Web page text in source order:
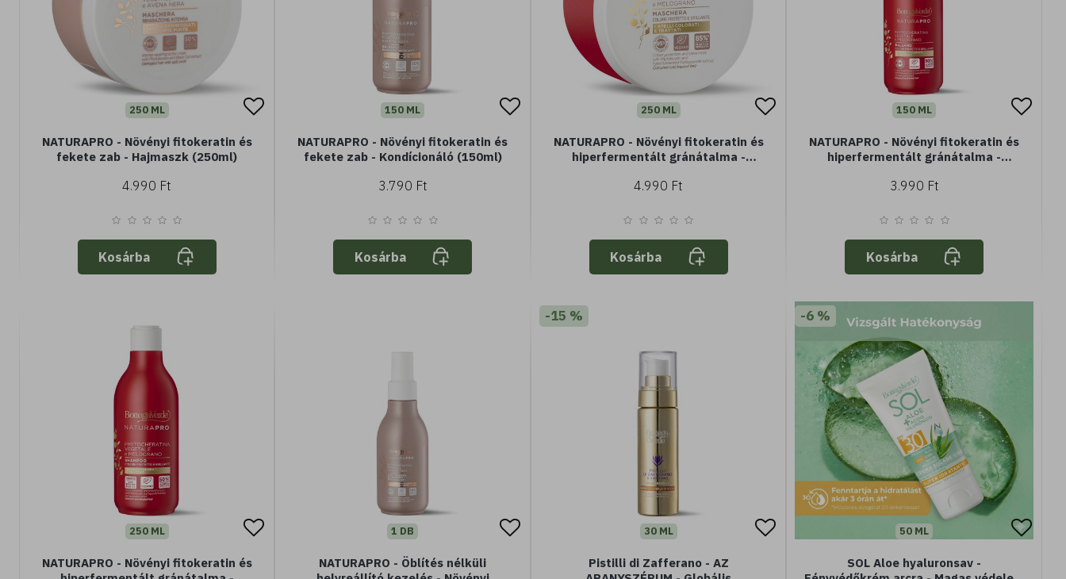
250 ML
NATURAPRO - Növényi fitokeratin és
fekete zab - Hajmaszk (250ml)
4.990 Ft
Kosárba
150 ML
NATURAPRO - Növényi fitokeratin és
fekete zab - Kondícionáló (150ml)
3.790 Ft
Kosárba
250 ML
NATURAPRO - Növényi fitokeratin és
hiperfermentált gránátalma -
4.990 Ft
Kosárba
150 ML
NATURAPRO - Növényi fitokeratin és
hiperfermentált gránátalma -
3.990 Ft
Kosárba
250 ML
NATURAPRO - Növényi fitokeratin és
1 DB
NATURAPRO - Öblítés nélküli
-15 %
30 ML
Pistilli di Zafferano - AZ
-6 %
50 ML
SOL Aloe hyaluronsav -